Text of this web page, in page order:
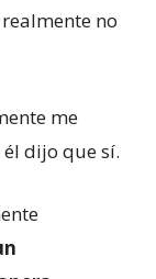
no
me
él dijo que sí.